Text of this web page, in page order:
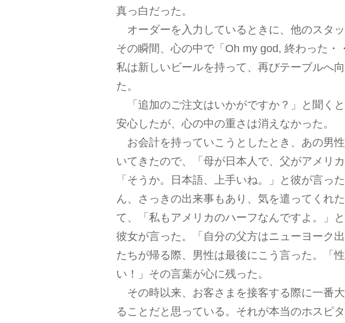
真っ白だった。
オーダーを入力しているときに、他のスタ
その瞬間、心の中で「Oh my god, 終わった・
私は新しいビールを持って、再びテーブルへ
た。
「追加のご注文はいかがですか？」と聞く
安心したが、心の中の重さは消えなかった。
お会計を持っていこうとしたとき、あの男
いてきたので、「母が日本人で、父がアメリ
「そうか。日本語、上手いね。」と彼が言っ
ん、さっきの出来事もあり、気を遣ってくれ
て、「私もアメリカのハーフなんですよ。」
彼女が言った。「自分の父方はニューヨーク
たちが帰る際、男性は最後にこう言った。「
い！」その言葉が心に残った。
その時以来、お客さまを接客する際に一番
ることだと思っている。それが本当のホスピ